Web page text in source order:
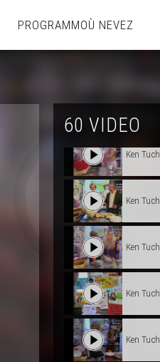
PROGRAMMOÙ NEVEZ
60 VIDEO
Ken
Ken
Ken
Ken
Ken